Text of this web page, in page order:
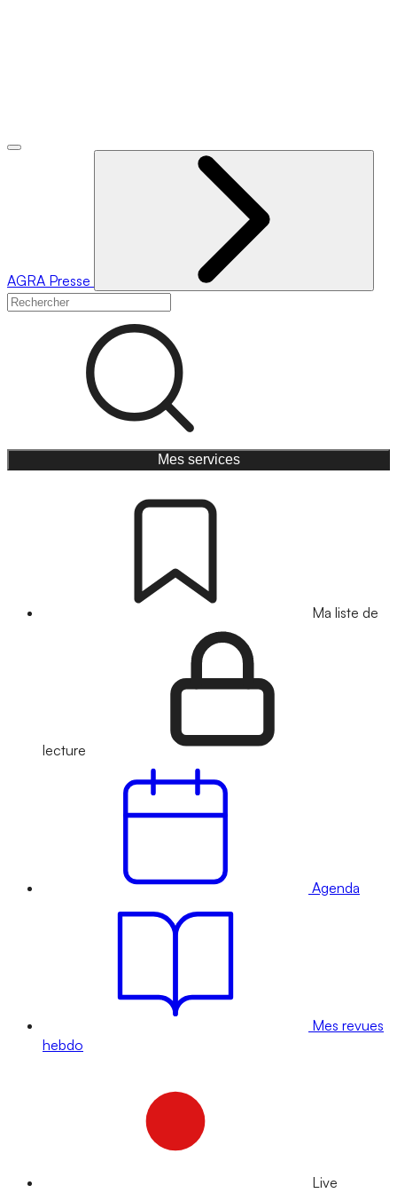
AGRA Presse
Mes services
Ma liste de
lecture
Agenda
Mes revues
hebdo
Live